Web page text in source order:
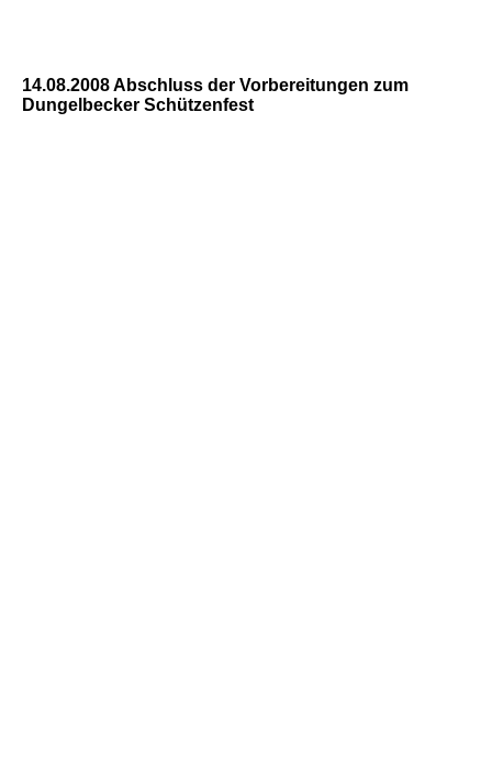
14.08.2008 Abschluss der Vorbereitungen zum
Dungelbecker Schützenfest